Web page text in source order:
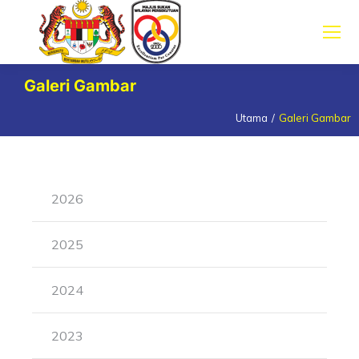
Galeri Gambar
Utama Galeri Gambar
2026
2025
2024
2023